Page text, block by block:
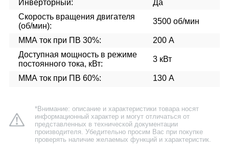
Инверторный:
Да
Скорость вращения двигателя
(об/мин):
3500 об/мин
ММА ток при ПВ 30%:
200 А
Доступная мощность в режиме
постоянного тока, кВт:
3 кВт
ММА ток при ПВ 60%: 130 А
*Внимание: описание и характеристики товара носят
информационный характер и могут отличаться от
представленных в технической документации
производителя. Убедительно просим Вас при покупке
проверять наличие желаемых функций и характеристик.